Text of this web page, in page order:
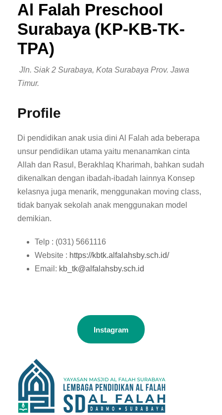
Al Falah Preschool
Surabaya (KP-KB-TK-
TPA)
Jln. Siak 2 Surabaya, Kota Surabaya Prov. Jawa
Timur.
Profile
Di pendidikan anak usia dini Al Falah ada beberapa
unsur pendidikan utama yaitu menanamkan cinta
Allah dan Rasul, Berakhlaq Kharimah, bahkan sudah
dikenalkan dengan ibadah-ibadah lainnya Konsep
kelasnya juga menarik, menggunakan moving class,
tidak banyak sekolah anak menggunakan model
demikian.
Telp : (031) 5661116
Website : https://kbtk.alfalahsby.sch.id/
Email: kb_tk@alfalahsby.sch.id
Instagram